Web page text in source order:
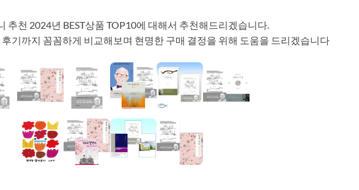
추천 2024년 BEST상품 TOP10에 대해서 추천해드리겠습니다.
기까지 꼼꼼하게 비교해보며 현명한 구매 결정을 위해 도움을 드리겠습니다